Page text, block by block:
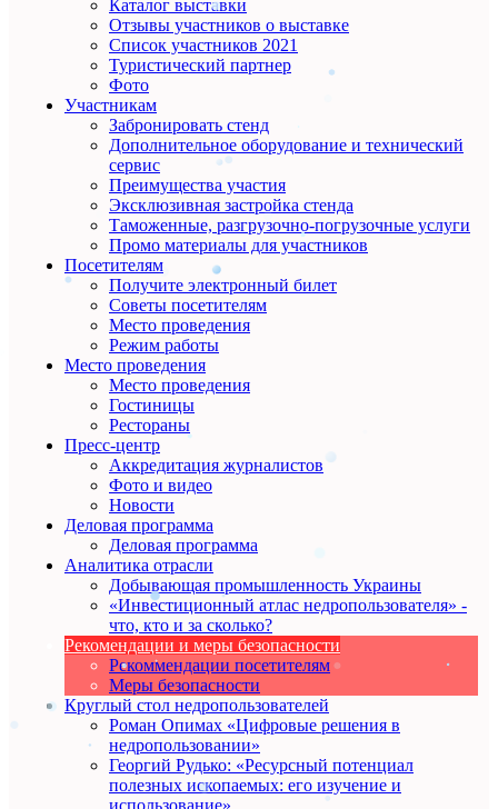
Каталог выставки
Отзывы участников о выставке
Список участников 2021
Туристический партнер
Фото
Участникам
Забронировать стенд
Дополнительное оборудование и технический
сервис
Преимущества участия
Эксклюзивная застройка стенда
Таможенные, разгрузочно-погрузочные услуги
Промо материалы для участников
Посетителям
Получите электронный билет
Советы посетителям
Место проведения
Режим работы
Место проведения
Место проведения
Гостиницы
Рестораны
Пресс-центр
Аккредитация журналистов
Фото и видео
Новости
Деловая программа
Деловая программа
Аналитика отрасли
Добывающая промышленность Украины
«Инвестиционный атлас недропользователя» -
что, кто и за сколько?
Рекомендации и меры безопасности
Рекоммендации посетителям
Меры безопасности
Круглый стол недропользователей
Роман Опимах «Цифровые решения в
недропользовании»
Георгий Рудько: «Ресурсный потенциал
полезных ископаемых: его изучение и
использование»